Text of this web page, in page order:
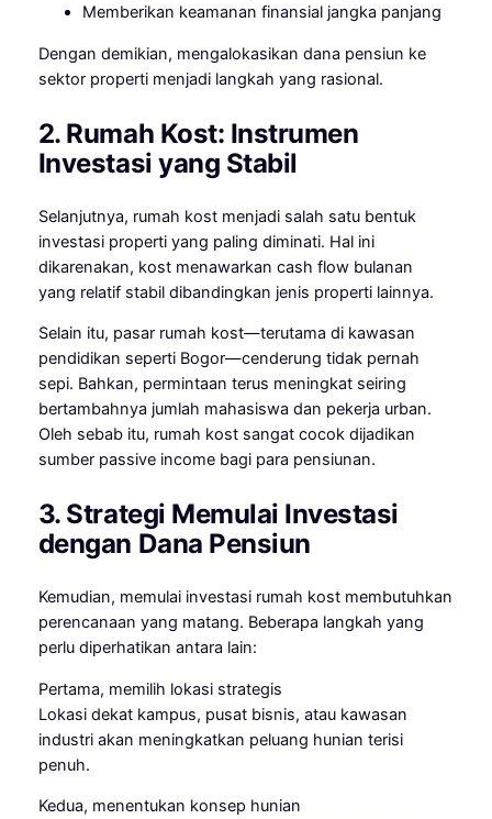
Memberikan keamanan finansial jangka panjang
Dengan demikian, mengalokasikan dana pensiun ke
sektor properti menjadi langkah yang rasional.
2. Rumah Kost: Instrumen
Investasi yang Stabil
Selanjutnya, rumah kost menjadi salah satu bentuk
investasi properti yang paling diminati. Hal ini
dikarenakan, kost menawarkan cash flow bulanan
yang relatif stabil dibandingkan jenis properti lainnya.
Selain itu, pasar rumah kost—terutama di kawasan
pendidikan seperti Bogor—cenderung tidak pernah
sepi. Bahkan, permintaan terus meningkat seiring
bertambahnya jumlah mahasiswa dan pekerja urban.
Oleh sebab itu, rumah kost sangat cocok dijadikan
sumber passive income bagi para pensiunan.
3. Strategi Memulai Investasi
dengan Dana Pensiun
Kemudian, memulai investasi rumah kost membutuhkan
perencanaan yang matang. Beberapa langkah yang
perlu diperhatikan antara lain:
Pertama, memilih lokasi strategis
Lokasi dekat kampus, pusat bisnis, atau kawasan
industri akan meningkatkan peluang hunian terisi
penuh.
Kedua, menentukan konsep hunian